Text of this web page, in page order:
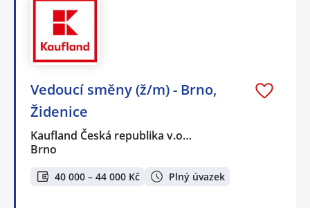
Vedoucí směny (ž/m) - Brno,
Židenice
Kaufland Česká republika v.o…
Brno
40 000 – 44 000 Kč Plný úvazek